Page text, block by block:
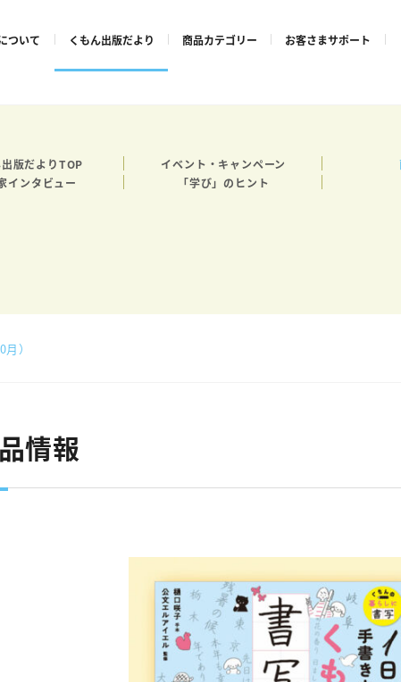
ついて くもん出版だより
版だよりTOP イベント・キャンペーン
インタビュー
「学び」のヒント
商品カテゴリー お客さまサポート
）
情報